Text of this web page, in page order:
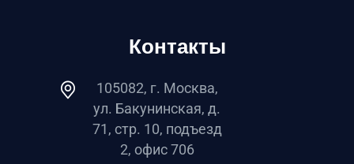
Контакты
105082, г. Москва,
ул. Бакунинская, д.
71, стр. 10, подъезд
2, офис 706